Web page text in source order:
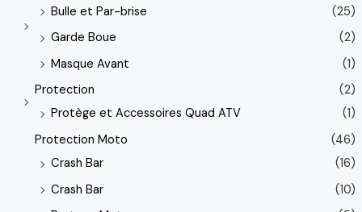
Bulle et Par-brise
(25)
Garde Boue
(2)
Masque Avant
(1)
Protection
(2)
Protège et Accessoires Quad ATV
(1)
Protection Moto
(46)
Crash Bar
(16)
Crash Bar
(10)